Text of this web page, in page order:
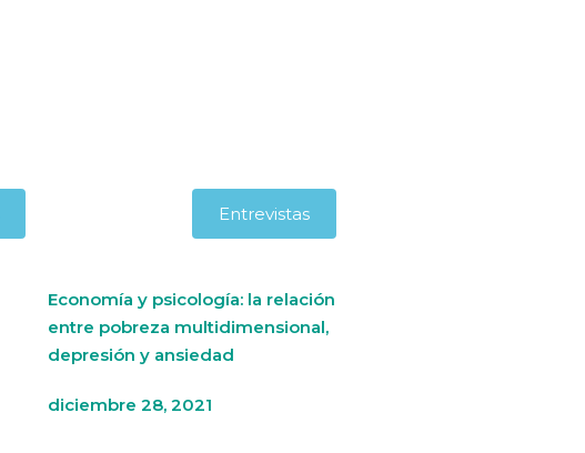
Entrevistas
Economía y psicología: la relación
entre pobreza multidimensional,
depresión y ansiedad
diciembre 28, 2021